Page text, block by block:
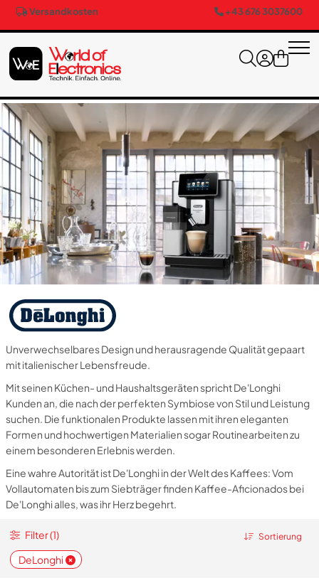
Versandkosten +43 676 3037600
Unverwechselbares Design und herausragende Qualität gepaart
mit italienischer Lebensfreude.
Mit seinen Küchen- und Haushaltsgeräten spricht De'Longhi
Kunden an, die nach der perfekten Symbiose von Stil und Leistung
suchen. Die funktionalen Produkte lassen mit ihren eleganten
Formen und hochwertigen Materialien sogar Routinearbeiten zu
einem besonderen Erlebnis werden.
Eine wahre Autorität ist De'Longhi in der Welt des Kaffees: Vom
Vollautomaten bis zum Siebträger finden Kaffee-Aficionados bei
De'Longhi alles, was ihr Herz begehrt.
Sortierung
DeLonghi
Filter (1)